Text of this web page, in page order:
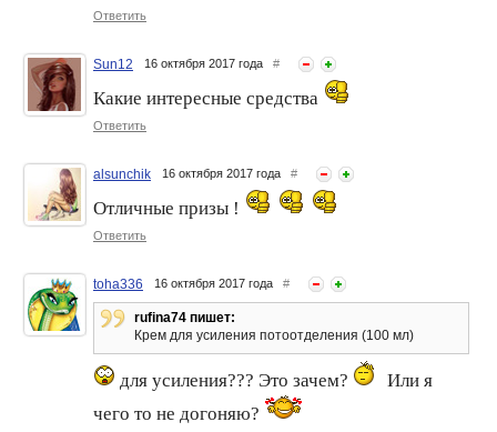
Флешмоб ФотоЧарм.
ГОЛОСОВАНИЕ.
"Храмовая архитектура" (4)
Флешмоб ФотоЧарм.
ГОЛОСОВАНИЕ.
"Храмовая архитектура" (1)
Ответить
Sun12 16 октября 2017 года #
Какие интересные средства
Ответить
alsunchik 16 октября 2017 года #
Отличные призы !
Ответить
toha336 16 октября 2017 года #
rufina74 пишет:
Крем для усиления потоотделения (100 мл)
для усиления??? Это зачем?
Или я
чего то не догоняю?